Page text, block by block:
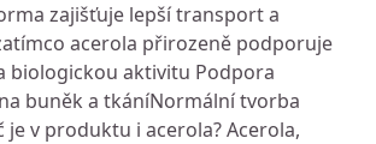
zajišťuje lepší transport a
acerola přirozeně podporuje
biologickou aktivitu Podpora
buněk a tkáníNormální tvorba
je v produktu i acerola? Acerola,